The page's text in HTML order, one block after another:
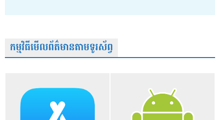
កម្មវិធីមើលព័ត៌មានតាមទូរស័ព្វ